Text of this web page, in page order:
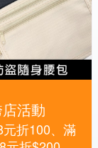
活動
折100、滿